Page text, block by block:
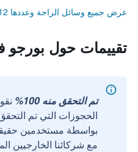
عرض جميع وسائل الراحة وعددها 112
تقييمات حول بورجو
تم التحقق منه 100%
الحجوزات التي تم
مع شركائنا الخارجيين